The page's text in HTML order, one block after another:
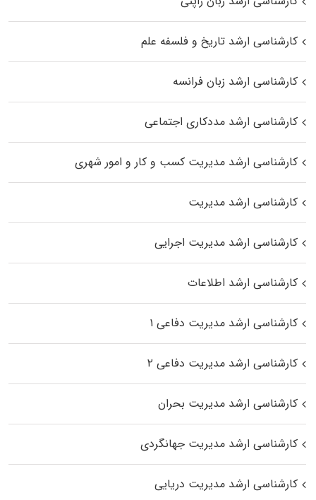
کارشناسی ارشد تاریخ و فلسفه علم
کارشناسی ارشد زبان فرانسه
کارشناسی ارشد مددکاری اجتماعی
کارشناسی ارشد مدیریت کسب و کار و امور شهری
کارشناسی ارشد مدیریت
کارشناسی ارشد مدیریت اجرایی
کارشناسی ارشد اطلاعات
کارشناسی ارشد مدیریت دفاعی ۱
کارشناسی ارشد مدیریت دفاعی ۲
کارشناسی ارشد مدیریت بحران
کارشناسی ارشد مدیریت جهانگردی
کارشناسی ارشد مدیریت دریایی